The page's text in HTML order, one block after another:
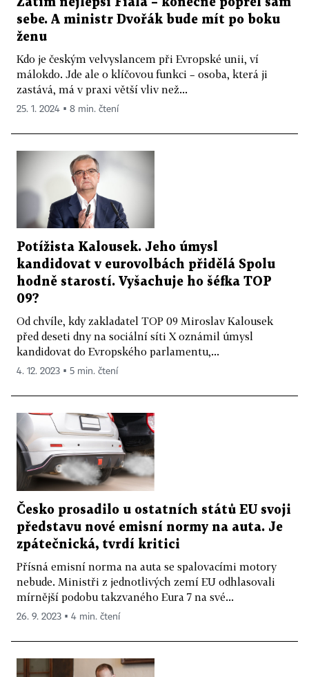
sebe. A ministr Dvořák bude mít po boku
ženu
Kdo je českým velvyslancem při Evropské unii, ví
málokdo. Jde ale o klíčovou funkci – osoba, která ji
zastává, má v praxi větší vliv než...
25. 1. 2024 ▪ 8 min. čtení
Potížista Kalousek. Jeho úmysl
kandidovat v eurovolbách přidělá Spolu
hodně starostí. Vyšachuje ho šéfka TOP
09?
Od chvíle, kdy zakladatel TOP 09 Miroslav Kalousek
před deseti dny na sociální síti X oznámil úmysl
kandidovat do Evropského parlamentu,...
4. 12. 2023 ▪ 5 min. čtení
Česko prosadilo u ostatních států EU svoji
představu nové emisní normy na auta. Je
zpátečnická, tvrdí kritici
Přísná emisní norma na auta se spalovacími motory
nebude. Ministři z jednotlivých zemí EU odhlasovali
mírnější podobu takzvaného Eura 7 na své...
26. 9. 2023 ▪ 4 min. čtení